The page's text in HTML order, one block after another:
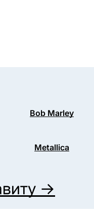
Bob Marley
Metallica
→